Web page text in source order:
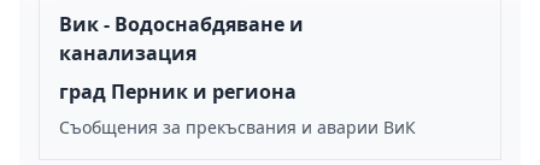
Вик - Водоснабдяване и
канализация
град Перник и региона
Съобщения за прекъсвания и аварии ВиК